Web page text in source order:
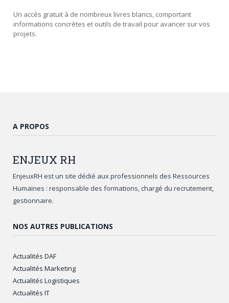
Un accès gratuit à de nombreux livres blancs, comportant
informations concrètes et outils de travail pour avancer sur vos
projets.
A PROPOS
ENJEUX RH
EnjeuxRH est un site dédié aux professionnels des Ressources
Humaines : responsable des formations, chargé du recrutement,
gestionnaire.
NOS AUTRES PUBLICATIONS
Actualités DAF
Actualités Marketing
Actualités Logistiques
Actualités IT